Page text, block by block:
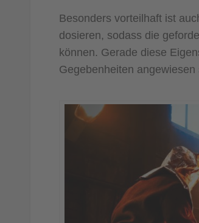
Besonders vorteilhaft ist
dosieren, sodass die
können. Gerade diese
Gegebenheiten